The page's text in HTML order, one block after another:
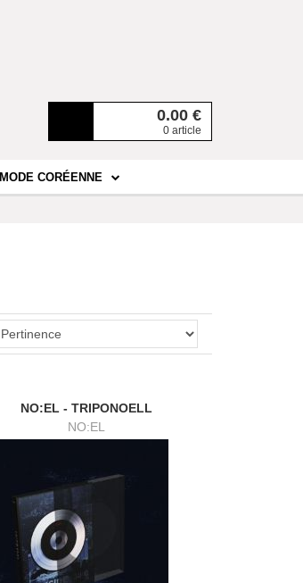
0.00 €
0 article
MODE CORÉENNE
NO:EL - TRIPONOELL
NO:EL